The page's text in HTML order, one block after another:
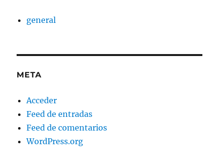
general
META
Acceder
Feed de entradas
Feed de comentarios
WordPress.org